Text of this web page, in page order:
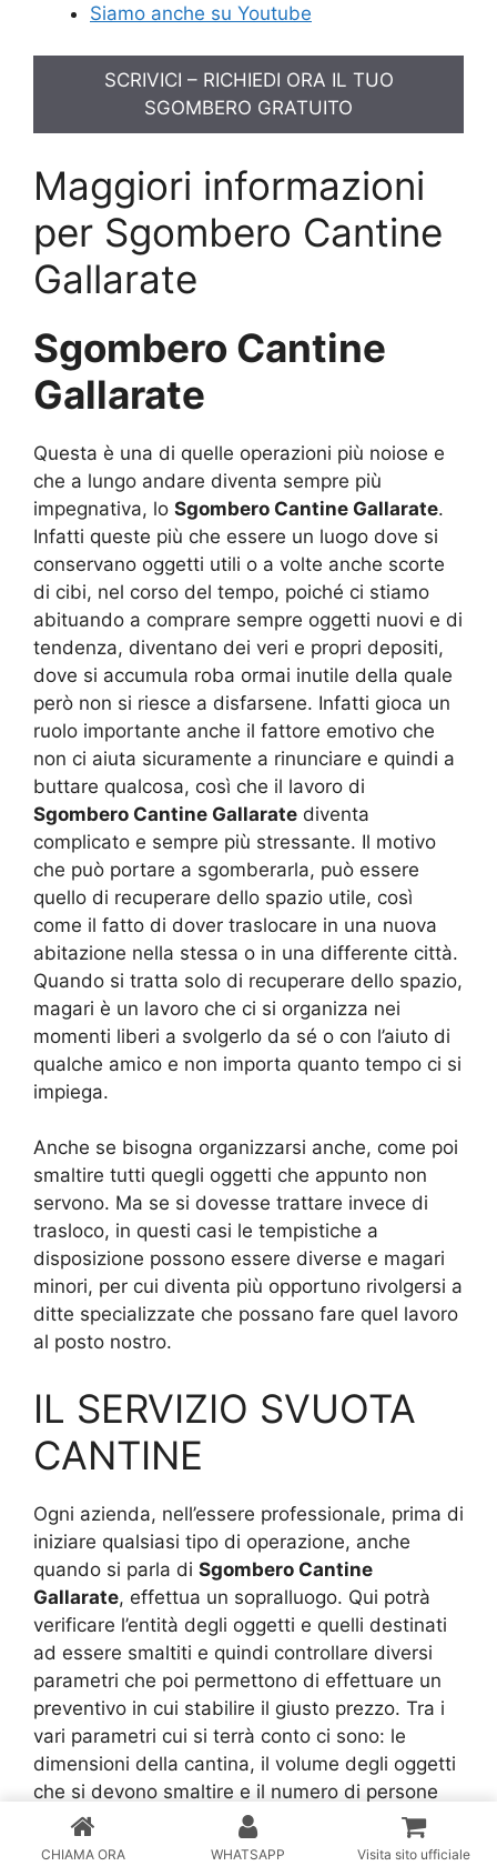
Siamo anche su Youtube
SCRIVICI – RICHIEDI ORA IL TUO
SGOMBERO GRATUITO
Maggiori informazioni
per Sgombero Cantine
Gallarate
Sgombero Cantine
Gallarate
Questa è una di quelle operazioni più noiose e
che a lungo andare diventa sempre più
impegnativa, lo Sgombero Cantine Gallarate.
Infatti queste più che essere un luogo dove si
conservano oggetti utili o a volte anche scorte
di cibi, nel corso del tempo, poiché ci stiamo
abituando a comprare sempre oggetti nuovi e di
tendenza, diventano dei veri e propri depositi,
dove si accumula roba ormai inutile della quale
però non si riesce a disfarsene. Infatti gioca un
ruolo importante anche il fattore emotivo che
non ci aiuta sicuramente a rinunciare e quindi a
buttare qualcosa, così che il lavoro di
Sgombero Cantine Gallarate diventa
complicato e sempre più stressante. Il motivo
che può portare a sgomberarla, può essere
quello di recuperare dello spazio utile, così
come il fatto di dover traslocare in una nuova
abitazione nella stessa o in una differente città.
Quando si tratta solo di recuperare dello spazio,
magari è un lavoro che ci si organizza nei
momenti liberi a svolgerlo da sé o con l’aiuto di
qualche amico e non importa quanto tempo ci si
impiega.
Anche se bisogna organizzarsi anche, come poi
smaltire tutti quegli oggetti che appunto non
servono. Ma se si dovesse trattare invece di
trasloco, in questi casi le tempistiche a
disposizione possono essere diverse e magari
minori, per cui diventa più opportuno rivolgersi a
ditte specializzate che possano fare quel lavoro
al posto nostro.
IL SERVIZIO SVUOTA
CANTINE
Ogni azienda, nell’essere professionale, prima di
iniziare qualsiasi tipo di operazione, anche
quando si parla di Sgombero Cantine
Gallarate, effettua un sopralluogo. Qui potrà
verificare l’entità degli oggetti e quelli destinati
ad essere smaltiti e quindi controllare diversi
parametri che poi permettono di effettuare un
preventivo in cui stabilire il giusto prezzo. Tra i
vari parametri cui si terrà conto ci sono: le
dimensioni della cantina, il volume degli oggetti
che si devono smaltire e il numero di persone
che servirà nell’operazione di sgombero. Si può
già stilare un prezzo indicativo che, in base
CHIAMA ORA WHATSAPP Visita sito ufficiale